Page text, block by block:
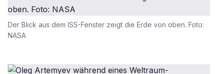
Der Blick aus dem ISS-Fenster zeigt die Erde von oben. Foto:
NASA